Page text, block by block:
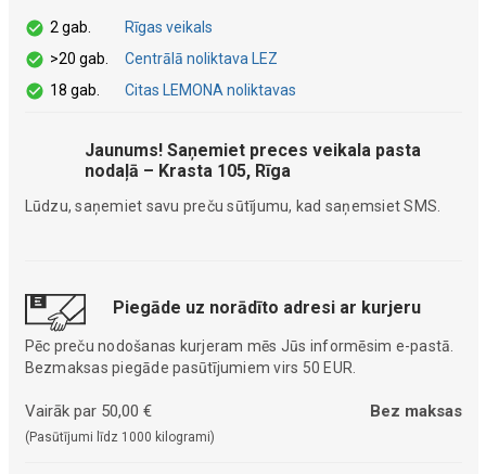
2 gab.
Rīgas veikals
>20 gab.
Centrālā noliktava LEZ
18 gab.
Citas LEMONA noliktavas
Jaunums! Saņemiet preces veikala pasta
nodaļā – Krasta 105, Rīga
Lūdzu, saņemiet savu preču sūtījumu, kad saņemsiet SMS.
Piegāde uz norādīto adresi ar kurjeru
Pēc preču nodošanas kurjeram mēs Jūs informēsim e-pastā.
Bezmaksas piegāde pasūtījumiem virs 50 EUR.
Vairāk par 50,00 €
(Pasūtījumi līdz 1000 kilogrami)
Bez maksas